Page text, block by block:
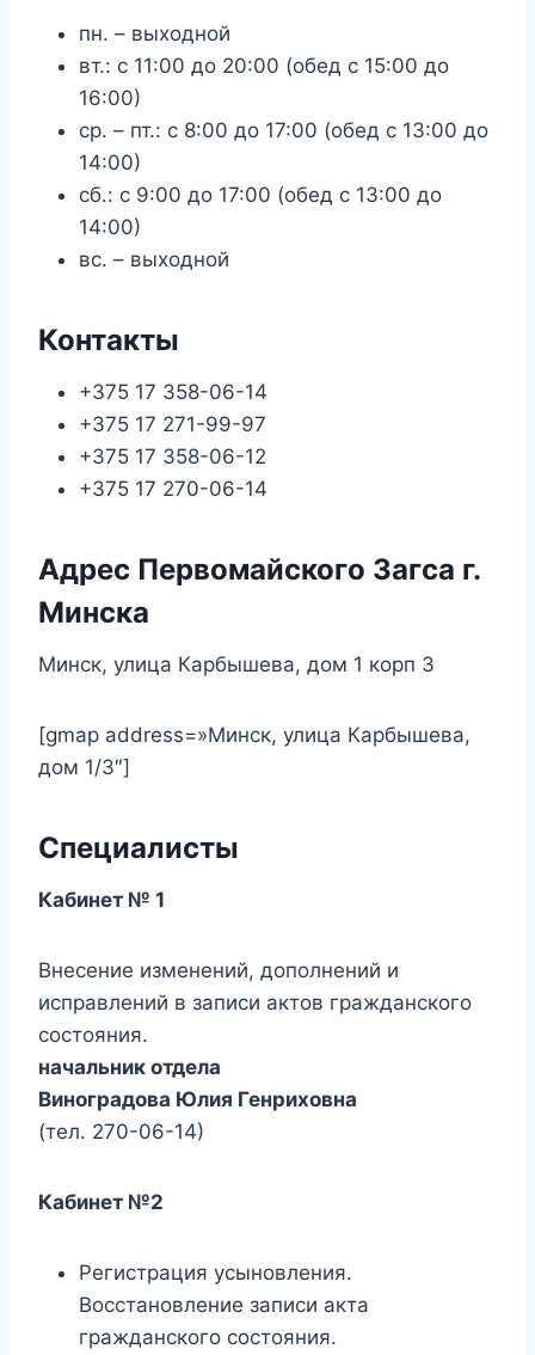
пн. – выходной
вт.: с 11:00 до 20:00 (обед с 15:00 до
16:00)
ср. – пт.: с 8:00 до 17:00 (обед с 13:00 до
14:00)
сб.: с 9:00 до 17:00 (обед с 13:00 до
14:00)
вс. – выходной
Контакты
+375 17 358-06-14
+375 17 271-99-97
+375 17 358-06-12
+375 17 270-06-14
Адрес Первомайского Загса г.
Минска
Минск, улица Карбышева, дом 1 корп 3
[gmap address=»Минск, улица Карбышева,
дом 1/3″]
Специалисты
Кабинет № 1
Внесение изменений, дополнений и
исправлений в записи актов гражданского
состояния.
начальник отдела
Виноградова Юлия Генриховна
(тел. 270-06-14)
Кабинет №2
Регистрация усыновления.
Восстановление записи акта
гражданского состояния.